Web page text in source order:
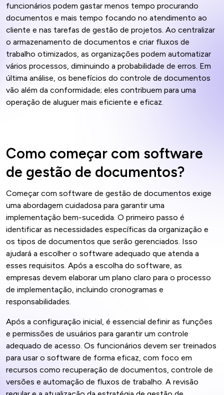
funcionários podem gastar menos tempo procurando
documentos e mais tempo focando no atendimento ao
cliente e nas tarefas de gestão de projetos. Ao centralizar
o armazenamento de documentos e criar fluxos de
trabalho otimizados, as organizações podem automatizar
vários processos, diminuindo a probabilidade de erros. Em
última análise, os benefícios do controle de documentos
vão além da conformidade; eles contribuem para uma
operação de aluguer mais eficiente e eficaz.
Como começar com software
de gestão de documentos?
Começar com software de gestão de documentos exige
uma abordagem cuidadosa para garantir uma
implementação bem-sucedida. O primeiro passo é
identificar as necessidades específicas da organização e
os tipos de documentos que serão gerenciados. Isso
ajudará a escolher o software adequado que atenda a
esses requisitos. Após a escolha do software, as
empresas devem elaborar um plano claro para o processo
de implementação, incluindo cronogramas e
responsabilidades.
Após a configuração inicial, é essencial definir as funções
e permissões de usuários para garantir um controle
adequado de acesso. Os funcionários devem ser treinados
para usar o software de forma eficaz, com foco em
recursos como recuperação de documentos, controle de
versões e automação de fluxos de trabalho. A revisão